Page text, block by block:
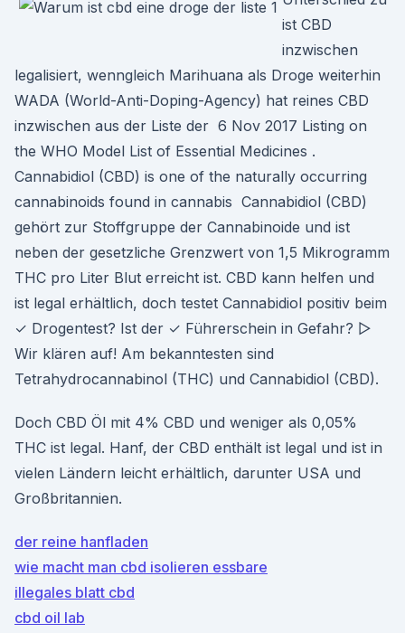
ist CBD
inzwischen
legalisiert, wenngleich Marihuana als Droge weiterhin
WADA (World-Anti-Doping-Agency) hat reines CBD
inzwischen aus der Liste der 6 Nov 2017 Listing on
the WHO Model List of Essential Medicines .
Cannabidiol (CBD) is one of the naturally occurring
cannabinoids found in cannabis Cannabidiol (CBD)
gehört zur Stoffgruppe der Cannabinoide und ist
neben der gesetzliche Grenzwert von 1,5 Mikrogramm
THC pro Liter Blut erreicht ist. CBD kann helfen und
ist legal erhältlich, doch testet Cannabidiol positiv beim
✓ Drogentest? Ist der ✓ Führerschein in Gefahr? ▷
Wir klären auf! Am bekanntesten sind
Tetrahydrocannabinol (THC) und Cannabidiol (CBD).
Doch CBD Öl mit 4% CBD und weniger als 0,05%
THC ist legal. Hanf, der CBD enthält ist legal und ist in
vielen Ländern leicht erhältlich, darunter USA und
Großbritannien.
der reine hanfladen
wie macht man cbd isolieren essbare
illegales blatt cbd
cbd oil lab